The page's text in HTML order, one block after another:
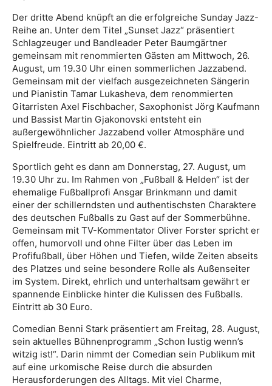
Der dritte Abend knüpft an die erfolgreiche Sunday Jazz-
Reihe an. Unter dem Titel „Sunset Jazz“ präsentiert
Schlagzeuger und Bandleader Peter Baumgärtner
gemeinsam mit renommierten Gästen am Mittwoch, 26.
August, um 19.30 Uhr einen sommerlichen Jazzabend.
Gemeinsam mit der vielfach ausgezeichneten Sängerin
und Pianistin Tamar Lukasheva, dem renommierten
Gitarristen Axel Fischbacher, Saxophonist Jörg Kaufmann
und Bassist Martin Gjakonovski entsteht ein
außergewöhnlicher Jazzabend voller Atmosphäre und
Spielfreude. Eintritt ab 20,00 €.
Sportlich geht es dann am Donnerstag, 27. August, um
19.30 Uhr zu. Im Rahmen von „Fußball & Helden“ ist der
ehemalige Fußballprofi Ansgar Brinkmann und damit
einer der schillerndsten und authentischsten Charaktere
des deutschen Fußballs zu Gast auf der Sommerbühne.
Gemeinsam mit TV-Kommentator Oliver Forster spricht er
offen, humorvoll und ohne Filter über das Leben im
Profifußball, über Höhen und Tiefen, wilde Zeiten abseits
des Platzes und seine besondere Rolle als Außenseiter
im System. Direkt, ehrlich und unterhaltsam gewährt er
spannende Einblicke hinter die Kulissen des Fußballs.
Eintritt ab 30 Euro.
Comedian Benni Stark präsentiert am Freitag, 28. August,
sein aktuelles Bühnenprogramm „Schon lustig wenn’s
witzig ist!“. Darin nimmt der Comedian sein Publikum mit
auf eine urkomische Reise durch die absurden
Herausforderungen des Alltags. Mit viel Charme,